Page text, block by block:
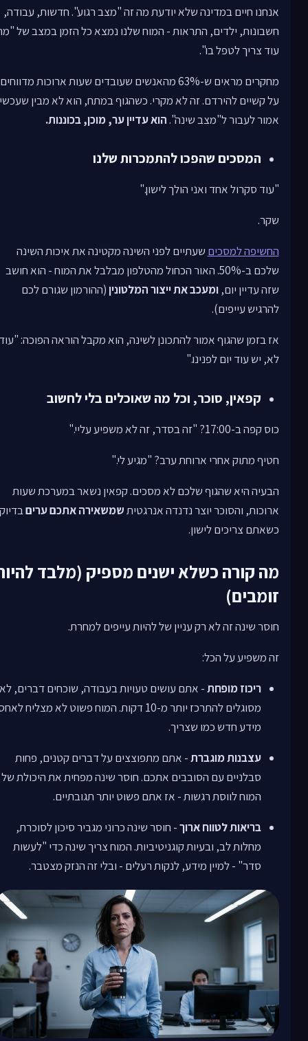
אנחנו חיים במדינה שלא יודעת מה זה "מצב רגוע". חדשות, עבודה,
חשבונות, ילדים, התראות - המוח שלנו נמצא כל הזמן במצב של
עוד צריך לטפל בו".
מחקרים מראים ש-63% מהאנשים שעובדים שעות ארוכות מדווחים
על קשיים להירדם. זה לא מקרי. כשהגוף במתח, הוא לא מבין
אמור לעבור ל"מצב שינה".הוא עדיין ער, מוכן, בכוננות.
המסכים שהפכו להתמכרות שלנו
"עוד סקרול אחד ואני הולך לישון."
שקר.
החשיפה למסכים שעתיים לפני השינה מקטינה את איכות השינה
שלכם ב-50%. האור הכחול מהטלפון מבלבל את המוח - הוא חושב
שזה עדיין יום, ומעכב את ייצור המלטונין(ההורמון שגורם לכם
להרגיש עייפים).
אז בזמן שהגוף אמור להתכונן לשינה, הוא מקבל הוראה הפוכה:
לא, יש עוד יום לפנינו."
קפאין, סוכר, וכל מה שאוכלים בלי לחשוב
כוס קפה ב-17:00? "זה בסדר, זה לא משפיע עליי."
חטיף מתוק אחרי ארוחת ערב? "מגיע לי."
הבעיה היא שהגוף שלכם לא מסכים. קפאין נשאר במערכת שעות
ארוכות, והסוכר יוצר נדנדה אנרגטיתשמשאירה אתכם ערים
כשאתם צריכים לישון.
מה קורה כשלא ישנים מספיק (מלבד
זומבים)
חוסר שינה זה לא רק עניין של להיות עייפים למחרת.
זה משפיע על הכל:
ריכוז מופחת- אתם עושים טעויות בעבודה, שוכחים דברים, לא
מסוגלים להתרכז יותר מ-10 דקות. המוח פשוט לא מצליח
מידע חדש כמו שצריך.
עצבנות מוגברת- אתם מתפוצצים על דברים קטנים, פחות
סבלניים עם הסובבים אתכם. חוסר שינה מפחית את היכולת של
המוח לווסת רגשות - אז אתם פשוט יותר תגובתיים.
בריאות לטווח ארוך- חוסר שינה כרוני מגביר סיכון לסוכרת,
מחלות לב, ובעיות קוגניטיביות. המוח צריך שינה כדי "לעשות
סדר" - למיין מידע, לנקות רעלים - ובלי זה הנזק מצטבר.